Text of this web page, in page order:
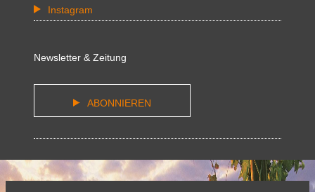
Instagram
Newsletter & Zeitung
ABONNIEREN